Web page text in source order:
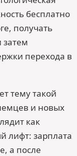
бесплатно
получать
перехода в
тему такой
и новых
как
лифт: зарплата
а после